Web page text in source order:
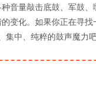
音量敲击底鼓、军鼓
化。如果你正在寻
中、纯粹的鼓声魔力吧